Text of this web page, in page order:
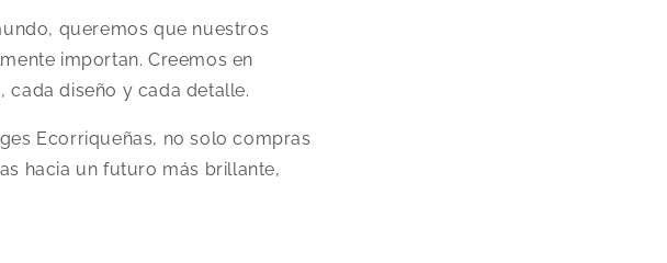
queremos que nuestros
importan. Creemos en
cada diseño y cada detalle.
Ecorriqueñas, no solo compras
hacia un futuro más brillante,